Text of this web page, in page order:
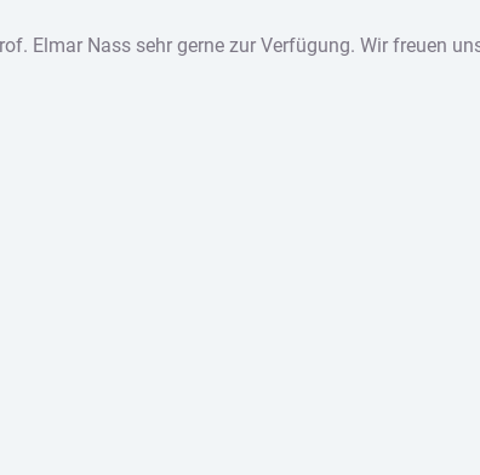
Elmar Nass sehr gerne zur Verfügung. Wir freuen